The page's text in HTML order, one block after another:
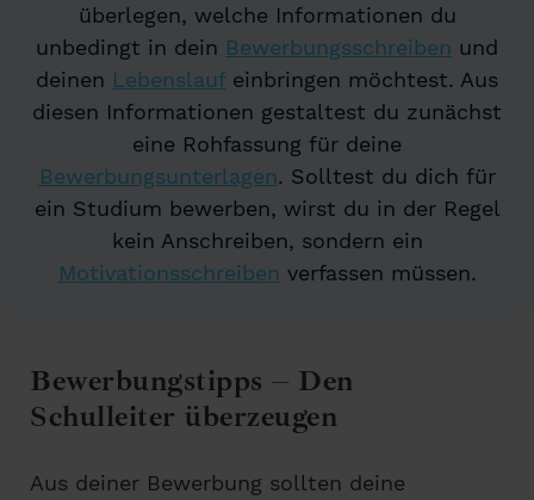
überlegen, welche Informationen du
unbedingt in dein Bewerbungsschreiben und
deinen Lebenslaufeinbringen möchtest. Aus
diesen Informationen gestaltest du zunächst
eine Rohfassung für deine
Bewerbungsunterlagen. Solltest du dich für
ein Studium bewerben, wirst du in der Regel
kein Anschreiben, sondern ein
Motivationsschreiben verfassen müssen.
Bewerbungstipps – Den
Schulleiter überzeugen
Aus deiner Bewerbung sollten deine